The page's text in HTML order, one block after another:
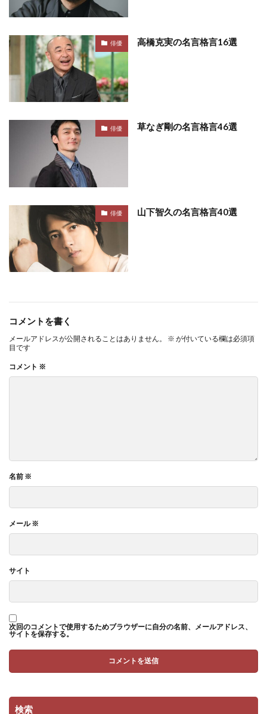
俳優 高橋克実の名言格言16選
俳優 草なぎ剛の名言格言46選
俳優 山下智久の名言格言40選
コメントを書く
メールアドレスが公開されることはありません。 ※ が付いている欄は必須項
目です
コメント ※
名前 ※
メール※
サイト
次回のコメントで使用するためブラウザーに自分の名前、メールアドレス、
サイトを保存する。
検索